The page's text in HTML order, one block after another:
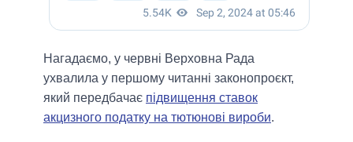
Нагадаємо, у червні Верховна Рада
ухвалила у першому читанні законопроєкт,
який передбачає підвищення ставок
акцизного податку на тютюнові вироби.